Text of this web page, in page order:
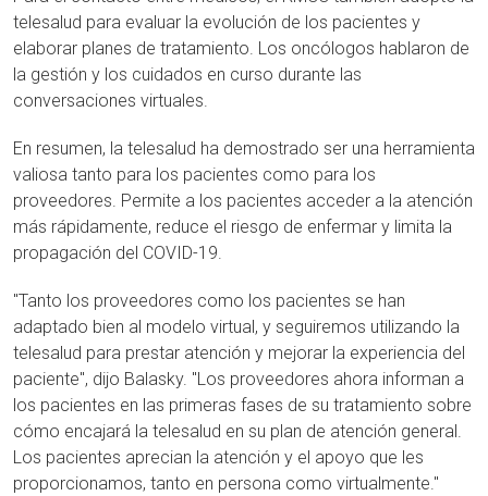
telesalud para evaluar la evolución de los pacientes y
elaborar planes de tratamiento. Los oncólogos hablaron de
la gestión y los cuidados en curso durante las
conversaciones virtuales.
En resumen, la telesalud ha demostrado ser una herramienta
valiosa tanto para los pacientes como para los
proveedores. Permite a los pacientes acceder a la atención
más rápidamente, reduce el riesgo de enfermar y limita la
propagación del COVID-19.
"Tanto los proveedores como los pacientes se han
adaptado bien al modelo virtual, y seguiremos utilizando la
telesalud para prestar atención y mejorar la experiencia del
paciente", dijo Balasky. "Los proveedores ahora informan a
los pacientes en las primeras fases de su tratamiento sobre
cómo encajará la telesalud en su plan de atención general.
Los pacientes aprecian la atención y el apoyo que les
proporcionamos, tanto en persona como virtualmente."